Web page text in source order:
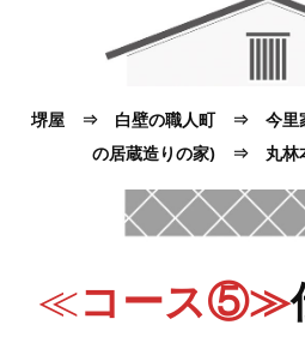
堺屋 ⇒ 白壁の職人町 ⇒ 今里家
の居蔵造りの家) ⇒ 丸林
≪コース⑤≫